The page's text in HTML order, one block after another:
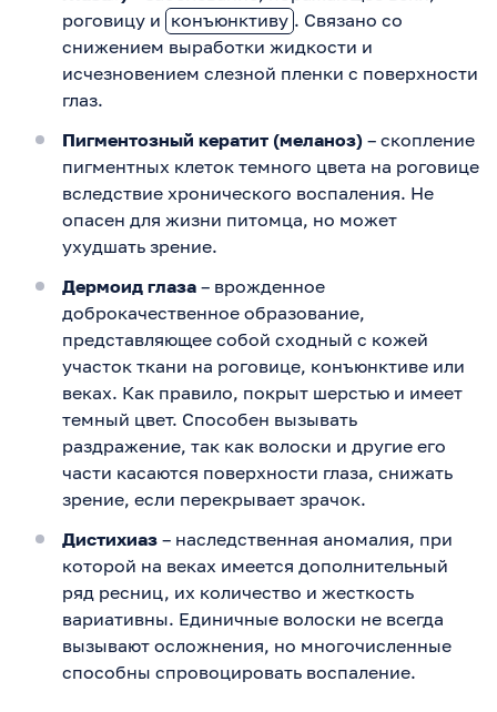
роговицу и конъюнктиву . Связано со
снижением выработки жидкости и
исчезновением слезной пленки с поверхности
глаз.
Пигментозный кератит (меланоз) – скопление
пигментных клеток темного цвета на роговице
вследствие хронического воспаления. Не
опасен для жизни питомца, но может
ухудшать зрение.
Дермоид глаза – врожденное
доброкачественное образование,
представляющее собой сходный с кожей
участок ткани на роговице, конъюнктиве или
веках. Как правило, покрыт шерстью и имеет
темный цвет. Способен вызывать
раздражение, так как волоски и другие его
части касаются поверхности глаза, снижать
зрение, если перекрывает зрачок.
Дистихиаз – наследственная аномалия, при
которой на веках имеется дополнительный
ряд ресниц, их количество и жесткость
вариативны. Единичные волоски не всегда
вызывают осложнения, но многочисленные
способны спровоцировать воспаление.